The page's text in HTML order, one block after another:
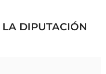
DIPUTACIÓN